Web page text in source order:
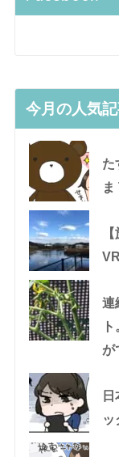
今月の人気
た
連
が
ッ